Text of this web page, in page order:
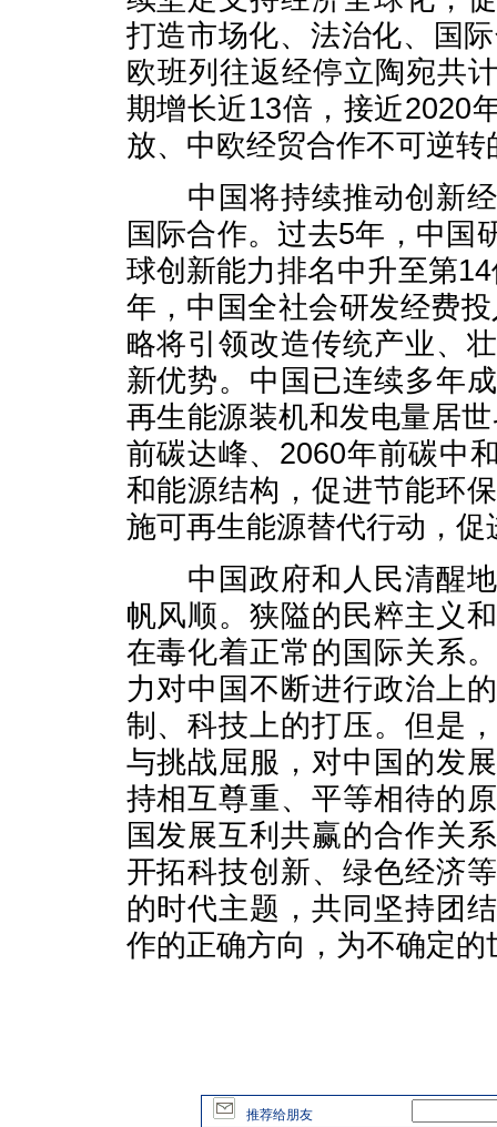
打造市场化、法治化、国
欧班列往返经停立陶宛共
期增长近13倍，接近2020
放、中欧经贸合作不可逆转
中国将持续推动创新
国际合作。过去5年，中国
球创新能力排名中升至第
年，中国全社会研发经费
略将引领改造传统产业、
新优势。中国已连续多年
再生能源装机和发电量居
前碳达峰、2060年前碳中
和能源结构，促进节能环
施可再生能源替代行动，
中国政府和人民清醒
帆风顺。狭隘的民粹主义
在毒化着正常的国际关系
力对中国不断进行政治上
制、科技上的打压。但是
与挑战屈服，对中国的发
持相互尊重、平等相待的
国发展互利共赢的合作关
开拓科技创新、绿色经济
的时代主题，共同坚持团
作的正确方向，为不确定
推荐给朋友